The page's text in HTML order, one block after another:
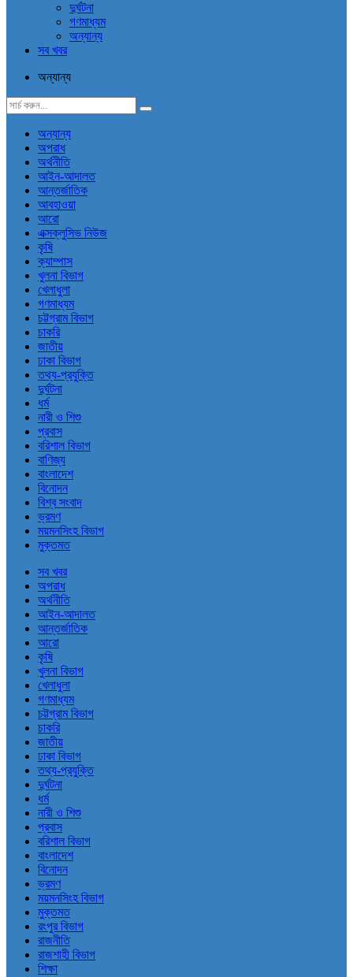
দুর্ঘটনা
গণমাধ্যম
অন্যান্য
সব খবর
অন্যান্য
অন্যান্য
অপরাধ
অর্থনীতি
আইন-আদালত
আন্তর্জাতিক
আবহাওয়া
আরো
এক্সক্লুসিভ নিউজ
কৃষি
ক্যাম্পাস
খুলনা বিভাগ
খেলাধুলা
গণমাধ্যম
চট্টগ্রাম বিভাগ
চাকরি
জাতীয়
ঢাকা বিভাগ
তথ্য-প্রযুক্তি
দুর্ঘটনা
ধর্ম
নারী ও শিশু
প্রবাস
বরিশাল বিভাগ
বাণিজ্য
বাংলাদেশ
বিনোদন
বিশ্ব সংবাদ
ভ্রমণ
ময়মনসিংহ বিভাগ
মুক্তমত
সব খবর
অপরাধ
অর্থনীতি
আইন-আদালত
আন্তর্জাতিক
আরো
কৃষি
খুলনা বিভাগ
খেলাধুলা
গণমাধ্যম
চট্টগ্রাম বিভাগ
চাকরি
জাতীয়
ঢাকা বিভাগ
তথ্য-প্রযুক্তি
দুর্ঘটনা
ধর্ম
নারী ও শিশু
প্রবাস
বরিশাল বিভাগ
বাংলাদেশ
বিনোদন
ভ্রমণ
ময়মনসিংহ বিভাগ
মুক্তমত
রংপুর বিভাগ
রাজনীতি
রাজশাহী বিভাগ
শিক্ষা